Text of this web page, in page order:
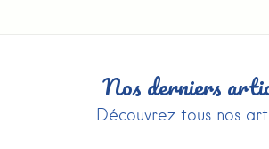
Nos derniers
Découvrez tous nos